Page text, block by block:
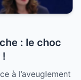
: le choc
!
à l’aveuglement